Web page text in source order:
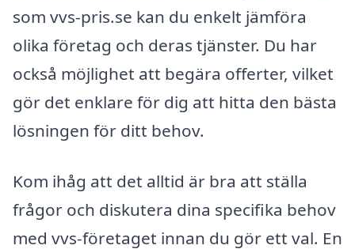
som vvs-pris.se kan du enkelt jämföra
olika företag och deras tjänster. Du har
också möjlighet att begära offerter, vilket
gör det enklare för dig att hitta den bästa
lösningen för ditt behov.
Kom ihåg att det alltid är bra att ställa
frågor och diskutera dina specifika behov
med vvs-företaget innan du gör ett val. En